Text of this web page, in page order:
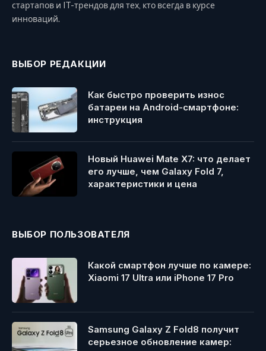
стартапов и IT-трендов для тех, кто всегда в курсе
инноваций.
ВЫБОР РЕДАКЦИИ
Как быстро проверить износ
батареи на Android-смартфоне:
инструкция
Новый Huawei Mate X7: что делает
его лучше, чем Galaxy Fold 7,
характеристики и цена
ВЫБОР ПОЛЬЗОВАТЕЛЯ
Какой смартфон лучше по камере:
Xiaomi 17 Ultra или iPhone 17 Pro
Samsung Galaxy Z Fold8 получит
серьезное обновление камер: